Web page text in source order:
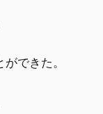
できた。